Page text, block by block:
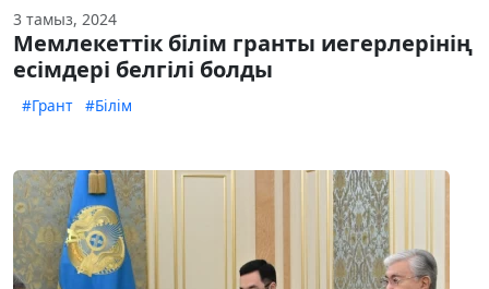
3 тамыз, 2024
Мемлекеттік білім гранты иегерлерінің
есімдері белгілі болды
#Грант #Білім